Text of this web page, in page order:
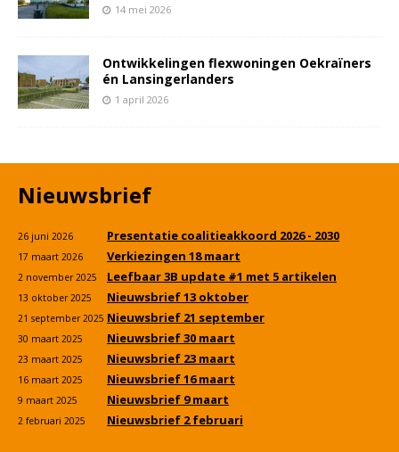
14 mei 2026
Ontwikkelingen flexwoningen Oekraïners
én Lansingerlanders
1 april 2026
Nieuwsbrief
26 juni 2026 Presentatie coalitieakkoord 2026 - 2030
17 maart 2026 Verkiezingen 18 maart
2 november 2025 Leefbaar 3B update #1 met 5 artikelen
13 oktober 2025 Nieuwsbrief 13 oktober
21 september 2025 Nieuwsbrief 21 september
30 maart 2025 Nieuwsbrief 30 maart
23 maart 2025 Nieuwsbrief 23 maart
16 maart 2025 Nieuwsbrief 16 maart
9 maart 2025 Nieuwsbrief 9 maart
2 februari 2025 Nieuwsbrief 2 februari